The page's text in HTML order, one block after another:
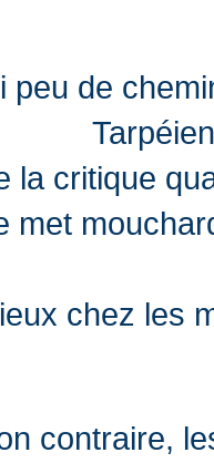
peu de
la critique
met
chez les
contraire,